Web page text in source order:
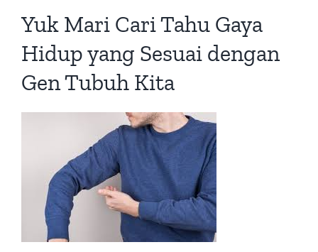
Yuk Mari Cari Tahu Gaya
Hidup yang Sesuai dengan
Gen Tubuh Kita